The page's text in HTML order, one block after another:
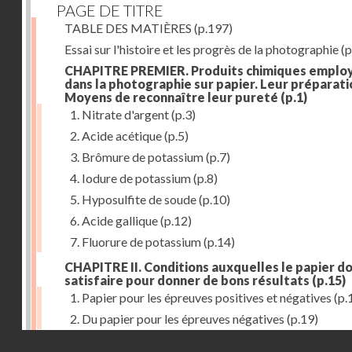
PAGE DE TITRE
TABLE DES MATIÈRES (p.197)
Essai sur l'histoire et les progrès de la photographie
CHAPITRE PREMIER. Produits chimiques
dans la photographie sur papier. Leur
Moyens de reconnaître leur pureté (p.1)
1. Nitrate d'argent(p.3)
2. Acide acétique(p.5)
3. Brômure de potassium(p.7)
4. Iodure de potassium(p.8)
5. Hyposulfite de soude(p.10)
6. Acide gallique(p.12)
7. Fluorure de potassium(p.14)
CHAPITRE II. Conditions auxquelles le papier
satisfaire pour donner de bons résultats (p.15)
1. Papier pour les épreuves positives et négatives
2. Du papier pour les épreuves négatives (p.19)